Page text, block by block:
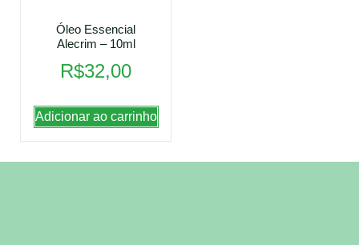
Óleo Essencial
Alecrim – 10ml
R$32,00
Adicionar ao carrinho